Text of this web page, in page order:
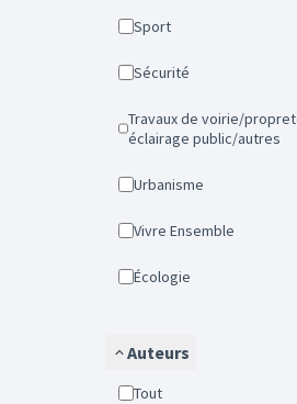
Sport
Sécurité
Travaux de voirie/propreté/
éclairage public/autres
Urbanisme
Vivre Ensemble
Écologie
Auteurs
Tout